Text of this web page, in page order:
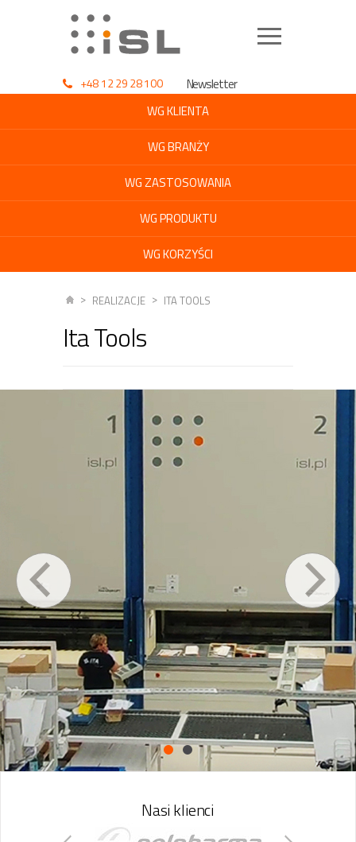
+48 12 29 28 100
Newsletter
WG KLIENTA
WG BRANŻY
WG ZASTOSOWANIA
WG PRODUKTU
WG KORZYŚCI
REALIZACJE ITA TOOLS
Ita Tools
Nasi klienci